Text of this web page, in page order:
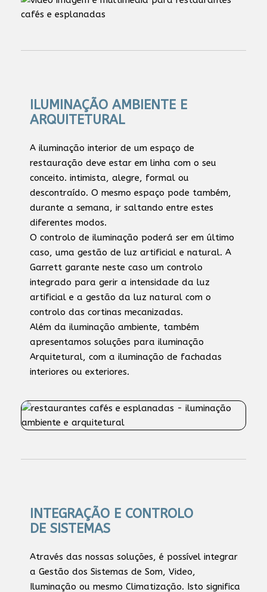
ILUMINAÇÃO AMBIENTE E
ARQUITETURAL
A iluminação interior de um espaço de
restauração deve estar em linha com o seu
conceito. intimista, alegre, formal ou
descontraído. O mesmo espaço pode também,
durante a semana, ir saltando entre estes
diferentes modos.
O controlo de iluminação poderá ser em último
caso, uma gestão de luz artificial e natural. A
Garrett garante neste caso um controlo
integrado para gerir a intensidade da luz
artificial e a gestão da luz natural com o
controlo das cortinas mecanizadas.
Além da iluminação ambiente, também
apresentamos soluções para iluminação
Arquitetural, com a iluminação de fachadas
interiores ou exteriores.
INTEGRAÇÃO E CONTROLO
DE SISTEMAS
Através das nossas soluções, é possível integrar
a Gestão dos Sistemas de Som, Video,
Iluminação ou mesmo Climatização. Isto significa